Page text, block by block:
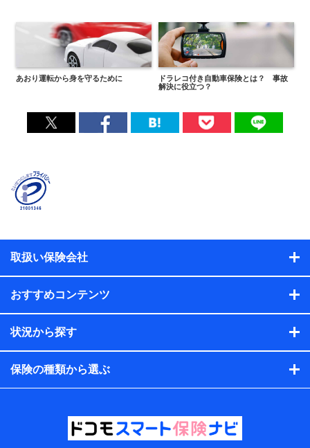
あおり運転から身を守るために
ドラレコ付き自動車保険とは？ 事故
解決に役立つ？
取扱い保険会社
おすすめコンテンツ
状況から探す
保険の種類から選ぶ